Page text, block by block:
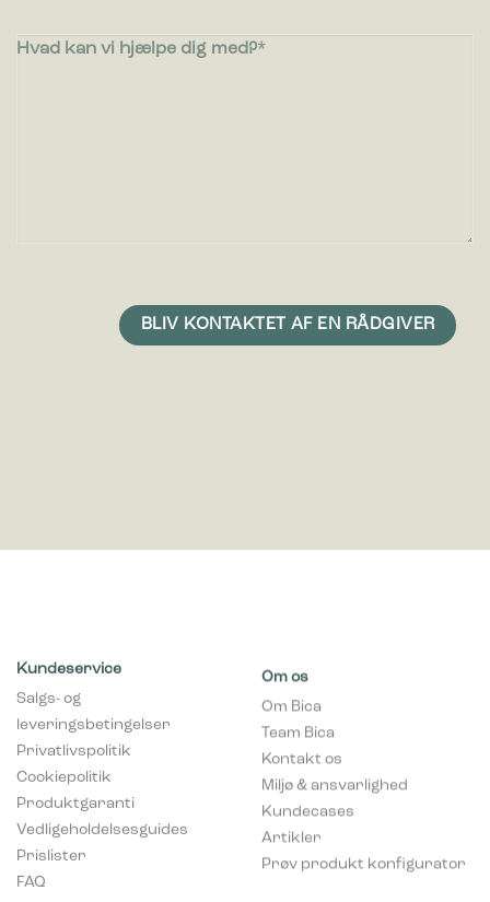
Hvad kan vi hjælpe dig med?
Kundeservice
Salgs- og
leveringsbetingelser
Privatlivspolitik
Cookiepolitik
Produktgaranti
Vedligeholdelsesguides
Prislister
FAQ
Team Bica
Kontakt os
Miljø & ansvarlighed
Kundecases
Artikler
Prøv produkt konfigurator